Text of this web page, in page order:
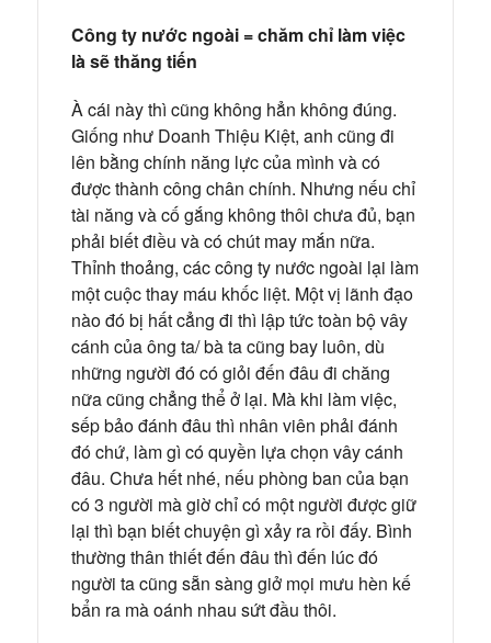
Công ty nước ngoài = chăm chỉ làm việc
là sẽ thăng tiến
À cái này thì cũng không hẳn không đúng.
Giống như Doanh Thiệu Kiệt, anh cũng đi
lên bằng chính năng lực của mình và có
được thành công chân chính. Nhưng nếu chỉ
tài năng và cố gắng không thôi chưa đủ, bạn
phải biết điều và có chút may mắn nữa.
Thỉnh thoảng, các công ty nước ngoài lại làm
một cuộc thay máu khốc liệt. Một vị lãnh đạo
nào đó bị hất cẳng đi thì lập tức toàn bộ vây
cánh của ông ta/ bà ta cũng bay luôn, dù
những người đó có giỏi đến đâu đi chăng
nữa cũng chẳng thể ở lại. Mà khi làm việc,
sếp bảo đánh đâu thì nhân viên phải đánh
đó chứ, làm gì có quyền lựa chọn vây cánh
đâu. Chưa hết nhé, nếu phòng ban của bạn
có 3 người mà giờ chỉ có một người được giữ
lại thì bạn biết chuyện gì xảy ra rồi đấy. Bình
thường thân thiết đến đâu thì đến lúc đó
người ta cũng sẵn sàng giở mọi mưu hèn kế
bẩn ra mà oánh nhau sứt đầu thôi.